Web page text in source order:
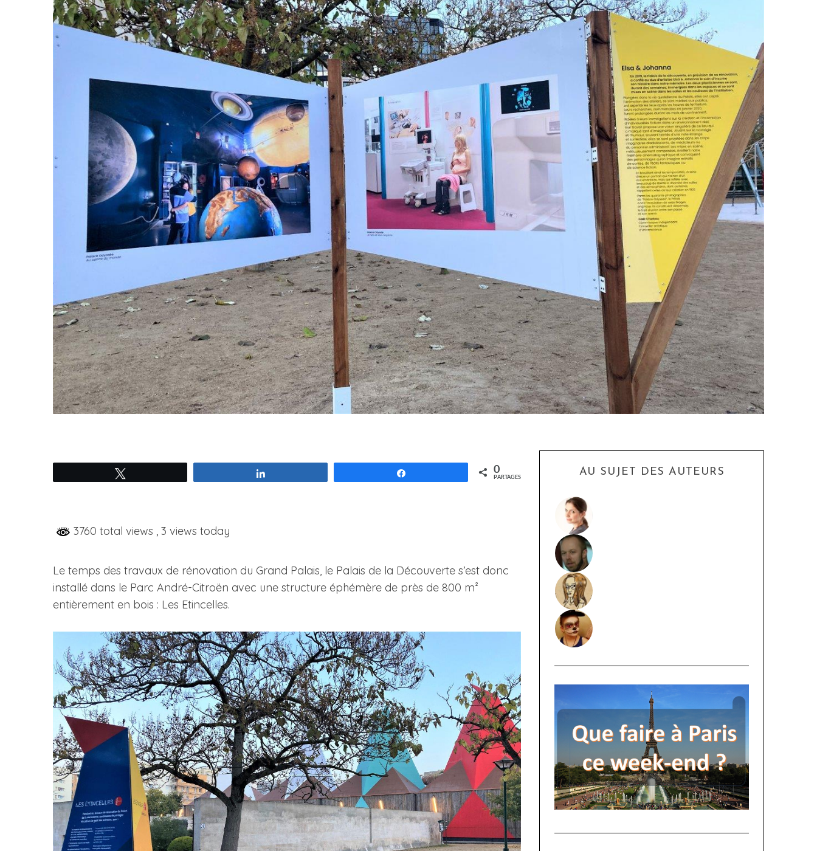
0
PARTAGES
3760 total views , 3 views today
Le temps des travaux de rénovation du Grand Palais, le Palais de la Découverte s’est donc
installé dans le Parc André-Citroën avec une structure éphémère de près de 800 m²
entièrement en bois : Les Etincelles.
AU SUJET DES AUTEURS
S
e
a
r
c
f
o